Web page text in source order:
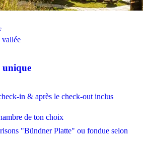
vallée
unique
in & après le check-out inclus
de ton choix
"Bündner Platte" ou fondue selon